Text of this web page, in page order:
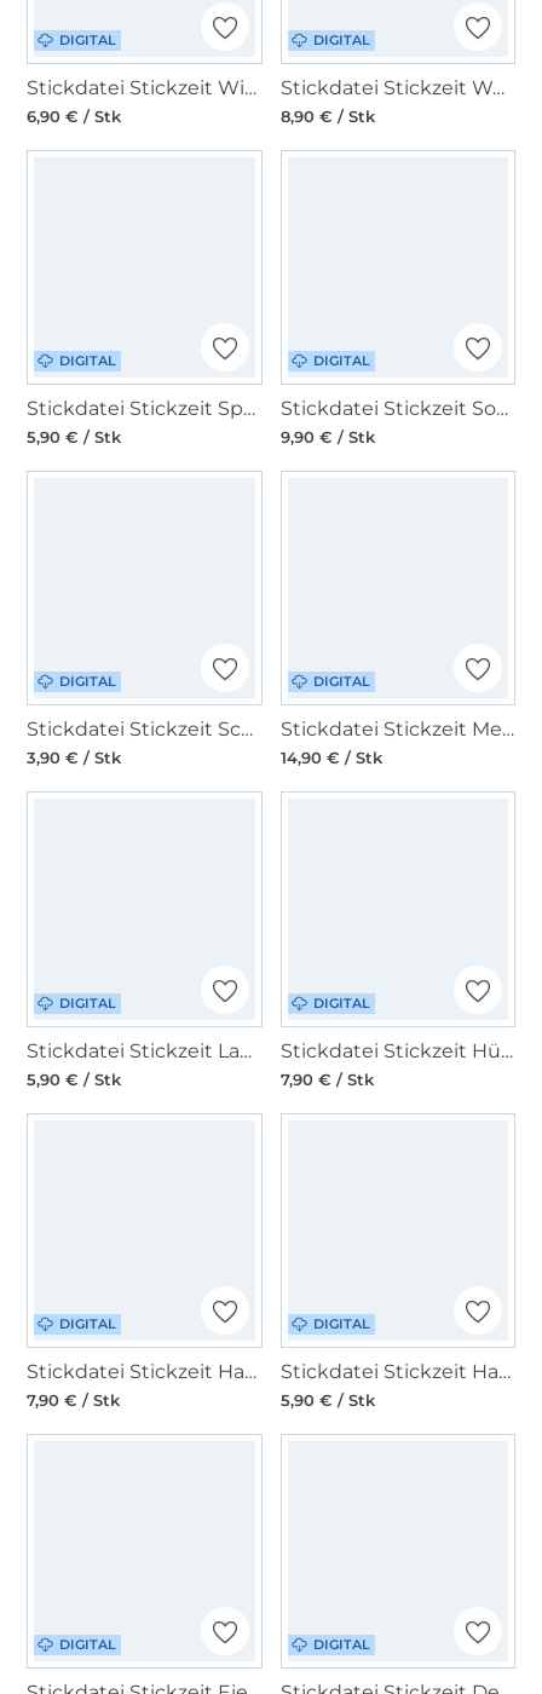
DIGITAL
Stickdatei Stickzeit Wimpelkette Dänemarkliebe
6,90 € / Stk
DIGITAL
Stickdatei Stickzeit Weihnachtsmann Kissen ITH
8,90 € / Stk
DIGITAL
Stickdatei Stickzeit Spardosenbutton Stoffkasse Doodle
5,90 € / Stk
DIGITAL
Stickdatei Stickzeit Sonnenblumen Set ITH
9,90 € / Stk
DIGITAL
Stickdatei Stickzeit Schlüsselanhänger Lebkuchenherz ITH
3,90 € / Stk
DIGITAL
Stickdatei Stickzeit Meerliebe Doodle
14,90 € / Stk
DIGITAL
Stickdatei Stickzeit Label Sommer Sonne Eis ITH
5,90 € / Stk
DIGITAL
Stickdatei Stickzeit Hüllen für Badezusätze
7,90 € / Stk
DIGITAL
Stickdatei Stickzeit Haus Shabbychic ITH
7,90 € / Stk
DIGITAL
Stickdatei Stickzeit Haus am Meer Doodle
5,90 € / Stk
DIGITAL DIGITAL